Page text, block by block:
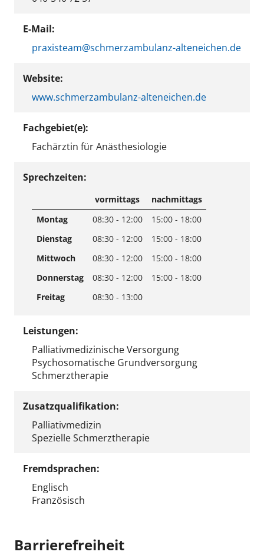
E-Mail:
praxisteam@schmerzambulanz-alteneichen.de
Website:
www.schmerzambulanz-alteneichen.de
Fachgebiet(e):
Fachärztin für Anästhesiologie
Sprechzeiten:
vormittags
nachmittags
Montag
08:30 - 12:00
15:00 - 18:00
Dienstag
08:30 - 12:00
15:00 - 18:00
Mittwoch
08:30 - 12:00
15:00 - 18:00
Donnerstag
08:30 - 12:00
15:00 - 18:00
Freitag
08:30 - 13:00
Leistungen:
Palliativmedizinische Versorgung
Psychosomatische Grundversorgung
Schmerztherapie
Zusatzqualifikation:
Palliativmedizin
Spezielle Schmerztherapie
Fremdsprachen:
Englisch
Französisch
Barrierefreiheit